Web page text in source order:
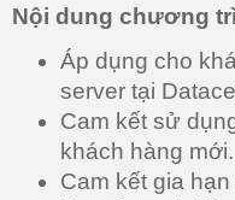
Nội dung chương
Áp dụng cho
server tại
Cam kết sử
khách hàng mới.
Cam kết gia